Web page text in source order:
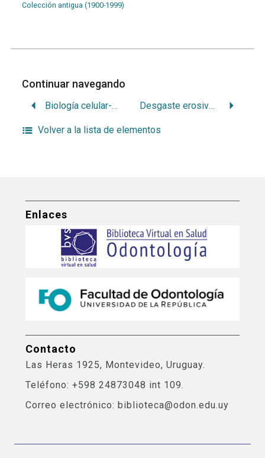
Colección antigua (1900-1999)
Continuar navegando
Biología celular-molecular del cáncer Desgaste erosivo e fatores associados em escolares de 12 anos de Montevidéu, Uruguai
Volver a la lista de elementos
Enlaces
Contacto
Las Heras 1925, Montevideo, Uruguay.
Teléfono: +598 24873048 int 109.
Correo electrónico: biblioteca@odon.edu.uy